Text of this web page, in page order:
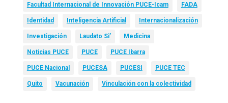
Facultad Internacional de Innovación PUCE-Icam FADA
Identidad Inteligencia Artificial Internacionalización
Investigación Laudato Si’ Medicina
Noticias PUCE PUCE PUCE Ibarra
PUCE Nacional PUCESA PUCESI PUCE TEC
Quito Vacunación Vinculación con la colectividad